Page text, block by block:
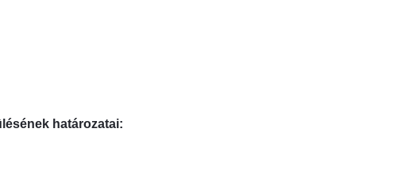
határozatai: